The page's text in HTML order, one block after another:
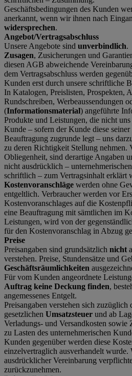
Geschäftsbedingungen des Kunden
anerkannt, wenn wir ihnen nach
widersprechen.
Angebot/Vertragsabschluss
Unsere Angebote sind unverbindlich.
Zusagen, Zusicherungen und
diesen AGB abweichende
dem Vertragsabschluss werden
Kunden erst durch unsere schriftliche
In Katalogen, Preislisten, Prospekten,
Rundschreiben, Werbeaussendungen
(Informationsmaterial) angeführte
Produkte und Leistungen, die nicht
Kunde – sofern der Kunde diese
Beauftragung zugrunde legt – uns
zu deren Richtigkeit Stellung nehmen.
Obliegenheit, sind derartige Angaben
nicht ausdrücklich –
schriftlich – zum Vertragsinhalt erklärt
Kostenvoranschläge werden ohne
entgeltlich. Verbraucher werden vor
Kostenvoranschlages auf die
eine Beauftragung mit sämtlichen im
Leistungen, wird von der
für den Kostenvoranschlag in Abzug
Preise
Preisangaben sind grundsätzlich nicht
verstehen. Preise, Stundensätze und
Geschäftsräumlichkeiten
Für vom Kunden angeordnete
Auftrag keine Deckung finden,
angemessenes Entgelt.
Preisangaben verstehen sich zuzüglich
gesetzlichen Umsatzsteuer und ab
Verladungs- und Versandkosten sowie
zu Lasten des unternehmerischen
Kunden gegenüber werden diese
einzelvertraglich ausverhandelt wurde.
ausdrücklicher Vereinbarung
zurückzunehmen.